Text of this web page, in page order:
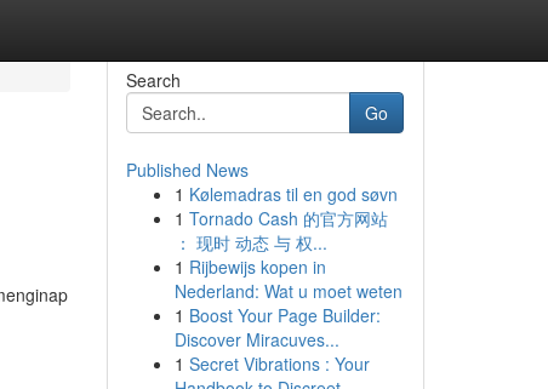
Search
Go
Published News
1 Kølemadras til en god søvn
1 Tornado Cash 的官方网站
： 现时 动态 与 权...
1 Rijbewijs kopen in
Nederland: Wat u moet weten
1 Boost Your Page Builder:
Discover Miracuves...
1 Secret Vibrations : Your